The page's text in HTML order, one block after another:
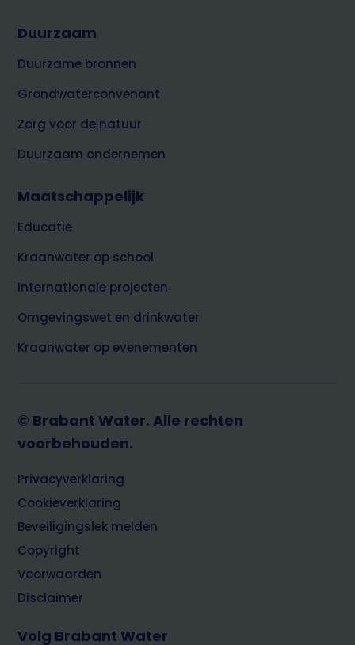
Duurzaam
Duurzame bronnen
Grondwaterconvenant
Zorg voor de natuur
Duurzaam ondernemen
Maatschappelijk
Educatie
Kraanwater op school
Internationale projecten
Omgevingswet en drinkwater
Kraanwater op evenementen
© Brabant Water. Alle rechten
voorbehouden.
Footer
Privacyverklaring
Cookieverklaring
Beveiligingslek melden
Copyright
Voorwaarden
Disclaimer
Volg Brabant Water